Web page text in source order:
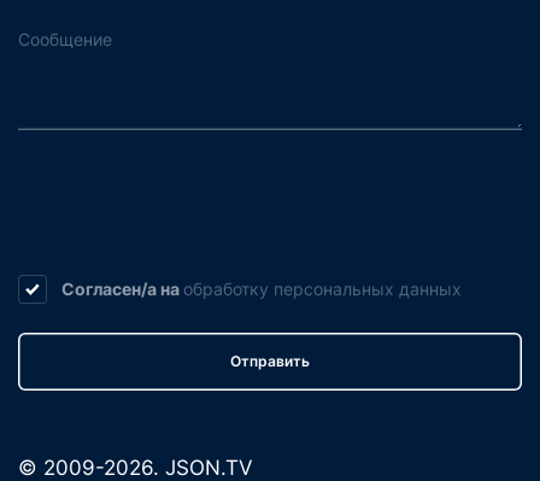
Согласен/а на обработку персональных данных
Отправить
© 2009-2026. JSON.TV